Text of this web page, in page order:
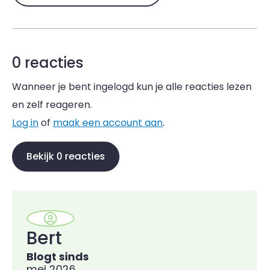
0 reacties
Wanneer je bent ingelogd kun je alle reacties lezen
en zelf reageren.
Log inof maak een account aan.
Bekijk 0 reacties
Bert
Blogt sinds